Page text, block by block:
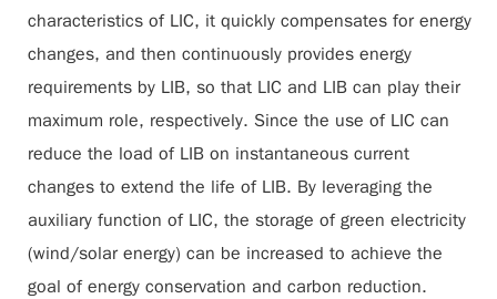
characteristics of LIC, it quickly compensates for energy
changes, and then continuously provides energy
requirements by LIB, so that LIC and LIB can play their
maximum role, respectively. Since the use of LIC can
reduce the load of LIB on instantaneous current
changes to extend the life of LIB. By leveraging the
auxiliary function of LIC, the storage of green electricity
(wind/solar energy) can be increased to achieve the
goal of energy conservation and carbon reduction.